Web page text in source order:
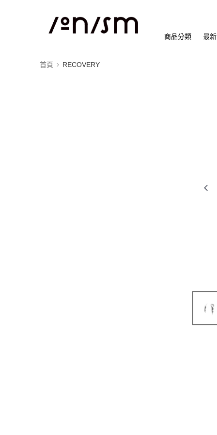
商品分類 最
首頁 RECOVERY